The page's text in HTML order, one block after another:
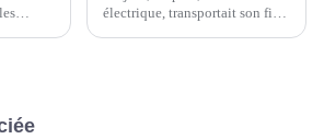
électrique, transportait son fils